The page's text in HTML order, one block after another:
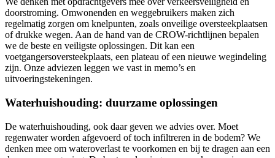
doorstroming. Omwonenden en weggebruikers maken zich
regelmatig zorgen om knelpunten, zoals onveilige oversteekplaatsen
of drukke wegen. Aan de hand van de CROW-richtlijnen bepalen
we de beste en veiligste oplossingen. Dit kan een
voetgangersoversteekplaats, een plateau of een nieuwe wegindeling
zijn. Onze adviezen leggen we vast in memo’s en
uitvoeringstekeningen.
Waterhuishouding: duurzame oplossingen
De waterhuishouding, ook daar geven we advies over. Moet
regenwater worden afgevoerd of toch infiltreren in de bodem? We
denken mee om wateroverlast te voorkomen en bij te dragen aan een